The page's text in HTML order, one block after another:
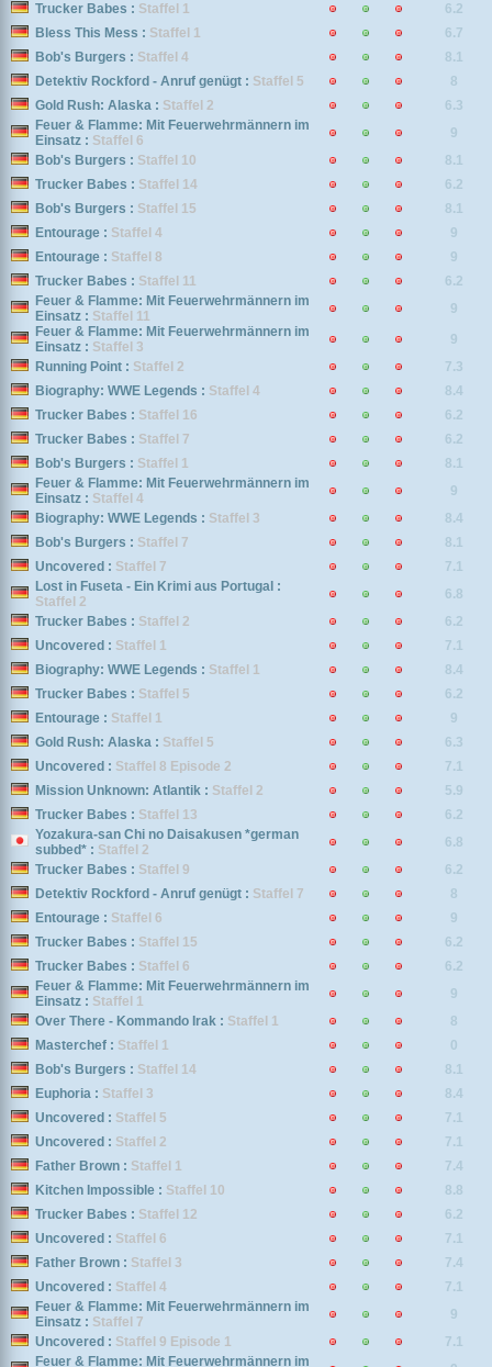
Trucker Babes : Staffel 1
6.2
Bless This Mess : Staffel 1
6.7
Bob's Burgers : Staffel 4
8.1
Detektiv Rockford - Anruf genügt : Staffel 5
8
Gold Rush: Alaska : Staffel 2
6.3
Feuer & Flamme: Mit Feuerwehrmännern im
Einsatz : Staffel 6
9
Bob's Burgers : Staffel 10
8.1
Trucker Babes : Staffel 14
6.2
Bob's Burgers : Staffel 15
8.1
Entourage : Staffel 4
9
Entourage : Staffel 8
9
Trucker Babes : Staffel 11
6.2
Feuer & Flamme: Mit Feuerwehrmännern im
Einsatz : Staffel 11
9
Feuer & Flamme: Mit Feuerwehrmännern im
Einsatz : Staffel 3
9
Running Point : Staffel 2
7.3
Biography: WWE Legends : Staffel 4
8.4
Trucker Babes : Staffel 16
6.2
Trucker Babes : Staffel 7
6.2
Bob's Burgers : Staffel 1
8.1
Feuer & Flamme: Mit Feuerwehrmännern im
Einsatz : Staffel 4
9
Biography: WWE Legends : Staffel 3
8.4
Bob's Burgers : Staffel 7
8.1
Uncovered : Staffel 7
7.1
Lost in Fuseta - Ein Krimi aus Portugal :
Staffel 2
6.8
Trucker Babes : Staffel 2
6.2
Uncovered : Staffel 1
7.1
Biography: WWE Legends : Staffel 1
8.4
Trucker Babes : Staffel 5
6.2
Entourage : Staffel 1
9
Gold Rush: Alaska : Staffel 5
6.3
Uncovered : Staffel 8 Episode 2
7.1
Mission Unknown: Atlantik : Staffel 2
5.9
Trucker Babes : Staffel 13
6.2
Yozakura-san Chi no Daisakusen *german
subbed* : Staffel 2
6.8
Trucker Babes : Staffel 9
6.2
Detektiv Rockford - Anruf genügt : Staffel 7
8
Entourage : Staffel 6
9
Trucker Babes : Staffel 15
6.2
Trucker Babes : Staffel 6
6.2
Feuer & Flamme: Mit Feuerwehrmännern im
Einsatz : Staffel 1
9
Over There - Kommando Irak : Staffel 1
8
Masterchef : Staffel 1
0
Bob's Burgers : Staffel 14
8.1
Euphoria : Staffel 3
8.4
Uncovered : Staffel 5
7.1
Uncovered : Staffel 2
7.1
Father Brown : Staffel 1
7.4
Kitchen Impossible : Staffel 10
8.8
Trucker Babes : Staffel 12
6.2
Uncovered : Staffel 6
7.1
Father Brown : Staffel 3
7.4
Uncovered : Staffel 4
7.1
Feuer & Flamme: Mit Feuerwehrmännern im
Einsatz : Staffel 7
9
Uncovered : Staffel 9 Episode 1
7.1
Feuer & Flamme: Mit Feuerwehrmännern im